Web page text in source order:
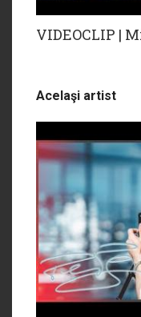
VIDEOCLIP |
Acelaşi artist